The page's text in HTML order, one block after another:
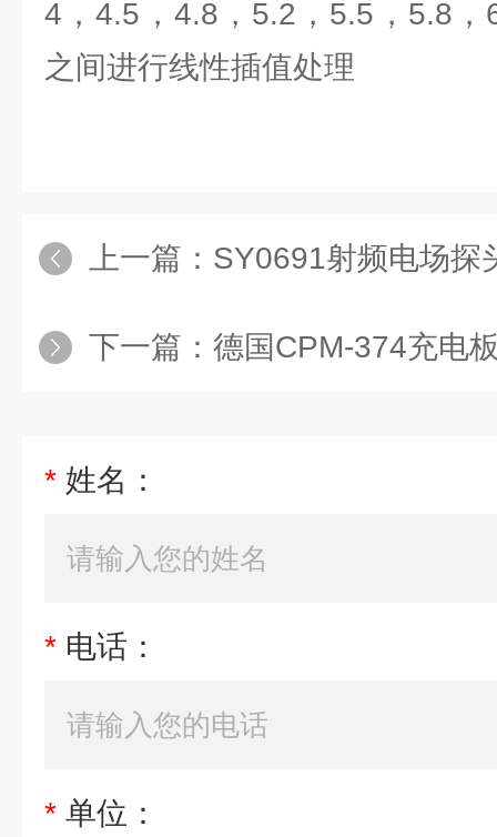
4，4.5，4.8，5.2，5.5，5.8，
之间进行线性插值处理
上一篇： SY0691射频电场探
下一篇： 德国CPM-374充电
* 姓名：
* 电话：
* 单位：